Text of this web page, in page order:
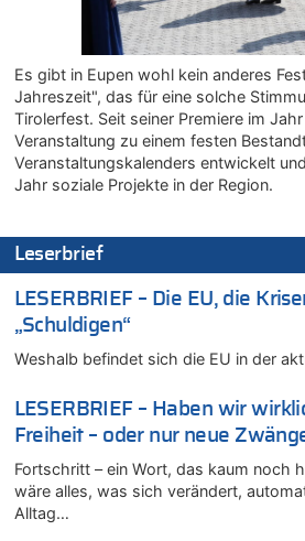
08.08.2026 - 22:12 von Hugo Egon
LESERBRIEF – Für lokale, dezentrale
Leipzig, Mechernich und die Frage:
Drohnen mit Strengstoff? War es
08.08.2026 - 22:07 von Shari zu
Belgier knackt Jackpot bei Lotterie
mehr als 111 Millionen €
Leipzig, Mechernich und die Frage:
Drohnen mit Strengstoff? War es
Zwölf Jahre nach Aachener
08.08.2026 - 21:28 von Noah
Leipzig, Mechernich und die Frage:
08.08.2026 - 21:11 von Mungo zu
Leipzig, Mechernich und die Frage:
08.08.2026 - 20:49 von Marcel
Leipzig, Mechernich und die Frage:
Es gibt in Eupen wohl kein anderes
Jahreszeit", das für eine solche
Tirolerfest. Seit seiner Premiere im
Veranstaltung zu einem festen
Veranstaltungskalenders entwickelt
Jahr soziale Projekte in der Region.
Leserbrief
LESERBRIEF – Die EU, die
„Schuldigen“
Weshalb befindet sich die EU in der
LESERBRIEF – Haben wir
Freiheit – oder nur neue
Fortschritt – ein Wort, das kaum noch
wäre alles, was sich verändert,
Alltag…